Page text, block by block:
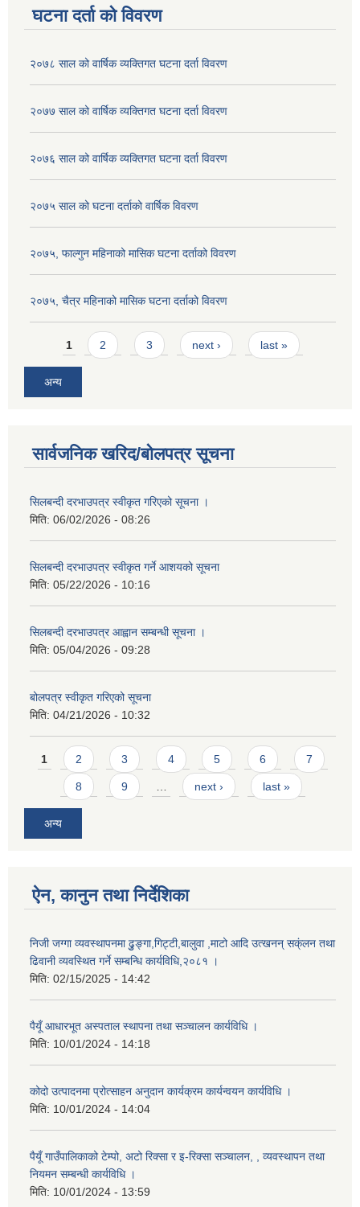
घटना दर्ता को विवरण
२०७८ साल को वार्षिक व्यक्तिगत घटना दर्ता विवरण
२०७७ साल को वार्षिक व्यक्तिगत घटना दर्ता विवरण
२०७६ साल को वार्षिक व्यक्तिगत घटना दर्ता विवरण
२०७५ साल को घटना दर्ताको वार्षिक विवरण
२०७५, फाल्गुन महिनाको मासिक घटना दर्ताको विवरण
२०७५, चैत्र महिनाको मासिक घटना दर्ताको विवरण
Pages
1 2 3 next › last »
अन्य
सार्वजनिक खरिद/बोलपत्र सूचना
सिलबन्दी दरभाउपत्र स्वीकृत गरिएको सूचना ।
मिति: 06/02/2026 - 08:26
सिलबन्दी दरभाउपत्र स्वीकृत गर्ने आशयको सूचना
मिति: 05/22/2026 - 10:16
सिलबन्दी दरभाउपत्र आह्वान सम्बन्धी सूचना ।
मिति: 05/04/2026 - 09:28
बोलपत्र स्वीकृत गरिएको सूचना
मिति: 04/21/2026 - 10:32
Pages
1 2 3 4 5 6 7
8 9 next › last »
अन्य
ऐन, कानुन तथा निर्देशिका
निजी जग्गा व्यवस्थापनमा ढुुङ्गा,गिट्टी,बालुवा ,माटो आदि उत्खनन् सक्ंलन तथा
ढिवानी व्यवस्थित गर्ने सम्बन्धि कार्यविधि,२०८१ ।
मिति: 02/15/2025 - 14:42
पैयूँ आधारभूत अस्पताल स्थापना तथा सञ्चालन कार्यविधि ।
मिति: 10/01/2024 - 14:18
कोदो उत्पादनमा प्रोत्साहन अनुदान कार्यक्रम कार्यन्वयन कार्यविधि ।
मिति: 10/01/2024 - 14:04
पैयूँ गाउँपालिकाको टेम्पो, अटो रिक्सा र इ-रिक्सा सञ्चालन, , व्यवस्थापन तथा
नियमन सम्बन्धी कार्यविधि ।
मिति: 10/01/2024 - 13:59